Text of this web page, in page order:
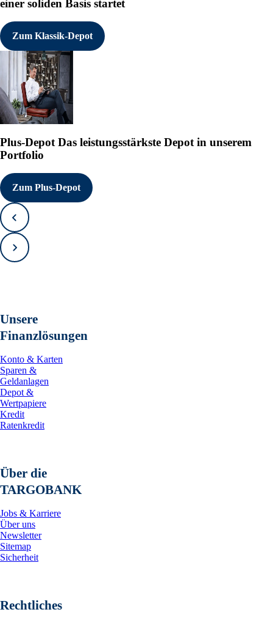
einer soliden Basis startet
Zum Klassik-Depot
Plus-Depot Das leistungsstärkste Depot in unserem
Portfolio
Zum Plus-Depot
Zurück
Vorwärts
Unsere
Finanzlösungen
Konto & Karten
Sparen &
Geldanlagen
Depot &
Wertpapiere
Kredit
Ratenkredit
Über die
TARGOBANK
Jobs & Karriere
Über uns
Newsletter
Sitemap
Sicherheit
Rechtliches